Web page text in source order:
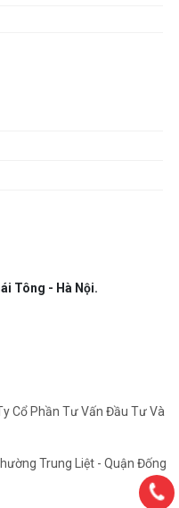
Tông - Hà Nội.
Cổ Phần Tư Vấn Đầu Tư Và
Trung Liệt - Quận Đống